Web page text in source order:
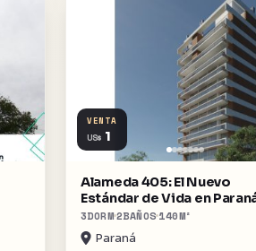
VENTA
US$ 1
Alameda 405: El Nuevo
Estándar de Vida en
3DORM2BAÑOS 140M²
Paraná